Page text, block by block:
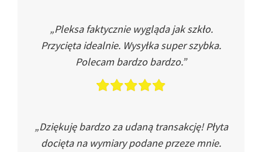
„Pleksa faktycznie wygląda jak szkło.
Przycięta idealnie. Wysyłka super szybka.
Polecam bardzo bardzo.”
„Dziękuję bardzo za udaną transakcję! Płyta
docięta na wymiary podane przeze mnie.